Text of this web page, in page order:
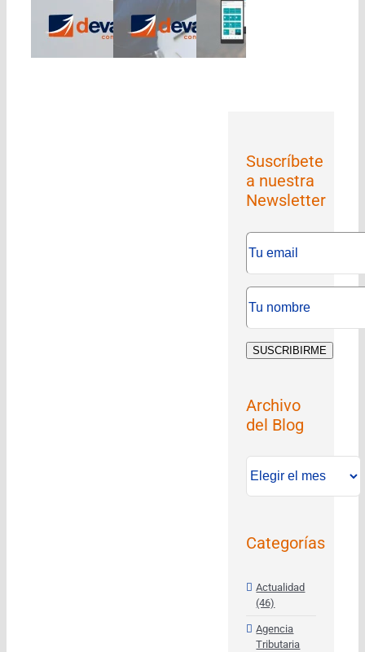
Suscríbete
a nuestra
Newsletter
Archivo
del Blog
del
Blog
Categorías
Actualidad
(46)
Agencia
Tributaria